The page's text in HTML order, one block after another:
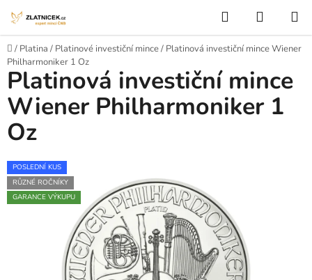
Hledat
Domů
/ Platina / Platinové investiční mince/ Platinová investiční mince Wiener
Philharmoniker 1 Oz
Platinová investiční mince
Wiener Philharmoniker 1
Oz
POSLEDNÍ KUS
RŮZNÉ ROČNÍKY
GARANCE VÝKUPU